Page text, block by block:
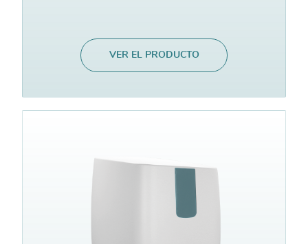
VER EL PRODUCTO